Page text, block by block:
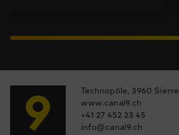
Technopôle, 3960 Sierre
www.canal9.ch
+41 27 452 23 45
info@canal9.ch